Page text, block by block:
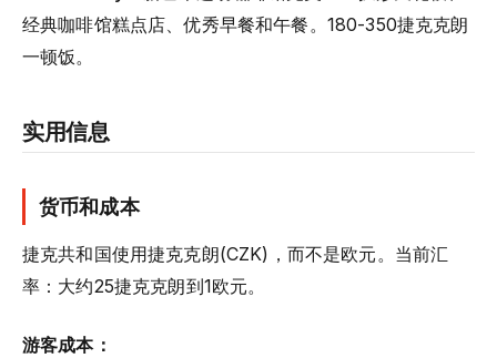
经典咖啡馆糕点店、优秀早餐和午餐。180-350捷克克朗
一顿饭。
实用信息
货币和成本
捷克共和国使用捷克克朗(CZK)，而不是欧元。当前汇
率：大约25捷克克朗到1欧元。
游客成本：